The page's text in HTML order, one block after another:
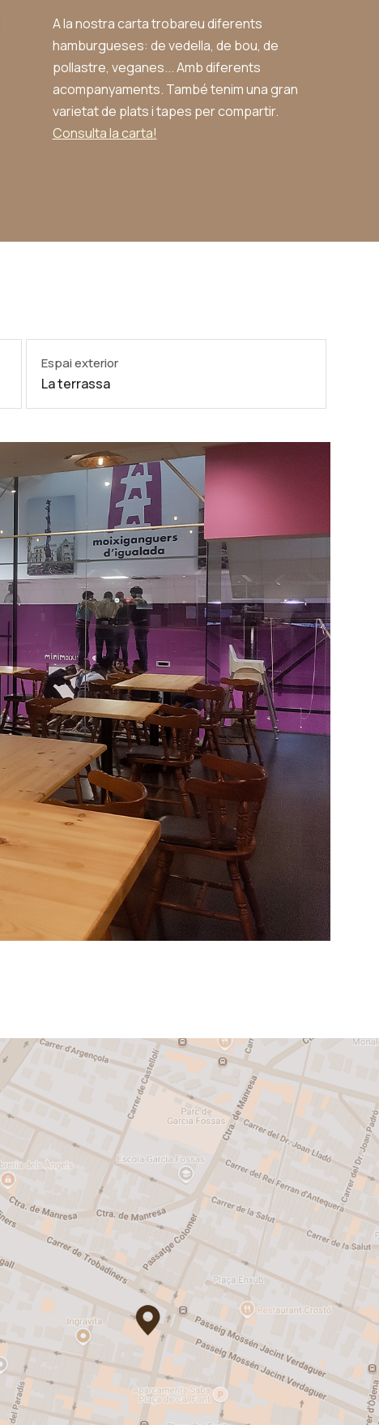
A la nostra carta trobareu diferents
hamburgueses: de vedella, de bou, de
pollastre, veganes... Amb diferents
acompanyaments. També tenim una gran
varietat de plats i tapes per compartir.
Consulta la carta!
Espai exterior
La terrassa